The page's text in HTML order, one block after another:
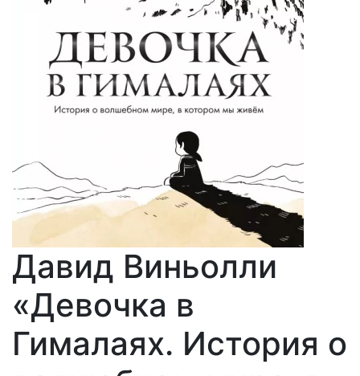
Давид Виньолли
«Девочка в
Гималаях. История о